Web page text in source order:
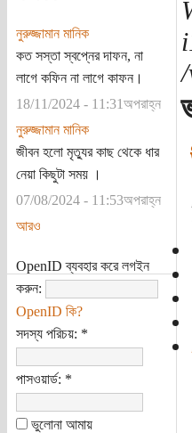
নুরুজ্জামান মানিক
কত সস্তা স্বপ্নের দাফন, না
লাগে কফিন না লাগে কাফন।
18/11/2024 - 11:31অপরাহ্ন
নুরুজ্জামান মানিক
জীবন হলো মৃত্যুর কাছ থেকে ধার
নেয়া কিছুটা সময় ।
07/08/2024 - 11:53অপরাহ্ন
আরও
OpenID ব্যবহার করে লগইন
করুন:
OpenID কি?
সদস্য পরিচয়: *
পাসওয়ার্ড: *
ভুলোনা আমায়